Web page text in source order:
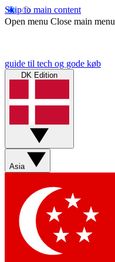
Skip to main content
Open menu Close main menu
guide til tech og gode køb
DK Edition
Asia